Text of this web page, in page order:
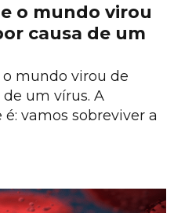
o mundo virou
causa de um
mundo virou de
um vírus. A
vamos sobreviver a